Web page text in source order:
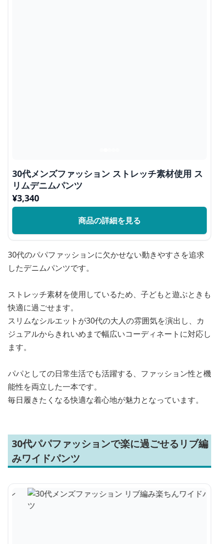
30代メンズファッション ストレッチ素材使用 ス
リムデニムパンツ
¥3,340
商品の詳細を見る
30代のパパファッションに欠かせない動きやすさを追求
したデニムパンツです。
ストレッチ素材を使用しているため、子どもと遊ぶときも
快適に過ごせます。
スリムなシルエットが30代の大人の雰囲気を演出し、カ
ジュアルからきれいめまで幅広いコーディネートに対応し
ます。
パパとしての日常生活でも活躍する、ファッション性と機
能性を両立した一本です。
毎日履きたくなる快適な着心地が魅力となっています。
30代パパファッションで楽に過ごせるリブ編
みワイドパンツ